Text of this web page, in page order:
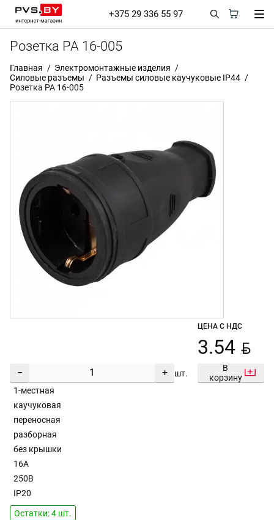
+375 29 336 55 97
Розетка РА 16-005
Главная
Электромонтажные изделия
Силовые разъемы
Разъемы силовые каучуковые IP44
Розетка РА 16-005
− + шт.
ЦЕНА С НДС
3.54 BYN
В
корзину
1-местная
каучуковая
переносная
разборная
без крышки
16А
250В
IP20
Остатки: 4 шт.